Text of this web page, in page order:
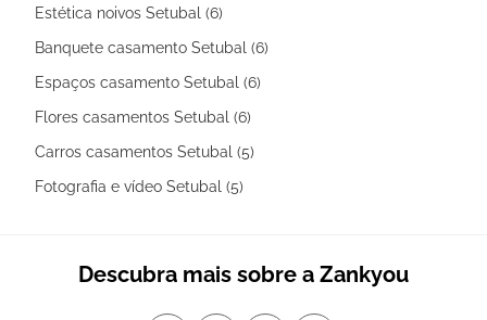
Estética noivos Setubal (6)
Banquete casamento Setubal (6)
Espaços casamento Setubal (6)
Flores casamentos Setubal (6)
Carros casamentos Setubal (5)
Fotografia e vídeo Setubal (5)
Descubra mais sobre a Zankyou